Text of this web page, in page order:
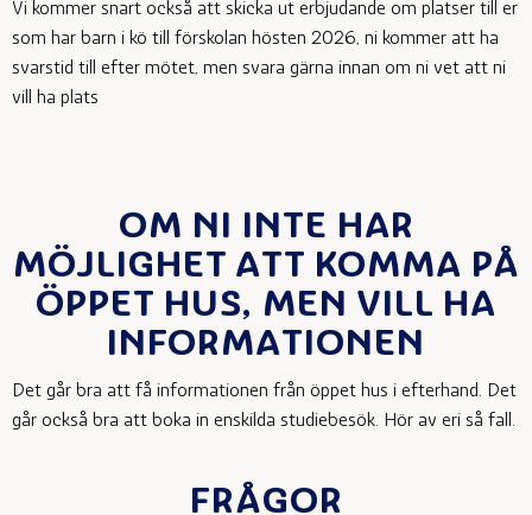
Vi kommer snart också att skicka ut erbjudande om platser till er
som har barn i kö till förskolan hösten 2026, ni kommer att ha
svarstid till efter mötet, men svara gärna innan om ni vet att ni
vill ha plats
OM NI INTE HAR
MÖJLIGHET ATT KOMMA PÅ
ÖPPET HUS, MEN VILL HA
INFORMATIONEN
Det går bra att få informationen från öppet hus i efterhand. Det
går också bra att boka in enskilda studiebesök. Hör av eri så fall.
FRÅGOR